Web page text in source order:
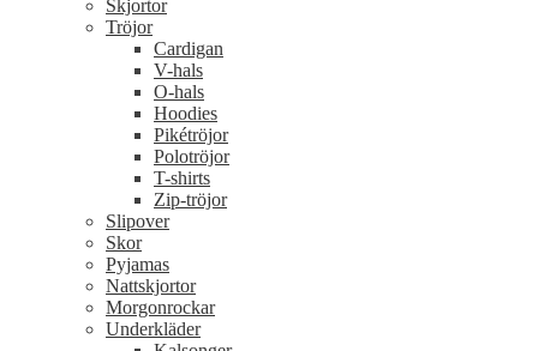
Skjortor
Tröjor
Cardigan
V-hals
O-hals
Hoodies
Pikétröjor
Polotröjor
T-shirts
Zip-tröjor
Slipover
Skor
Pyjamas
Nattskjortor
Morgonrockar
Underkläder